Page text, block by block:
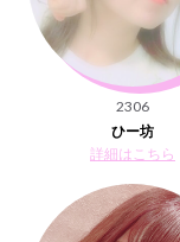
2306
ひー坊
詳細はこちら